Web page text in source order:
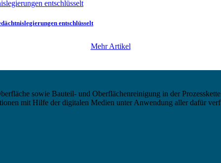
entschlüsselt
Mehr Artikel
sowie Bauteil- und Oberflächenreinigung in der
mit Hilfe der digitalen Medien unter Anwendung aller dafür